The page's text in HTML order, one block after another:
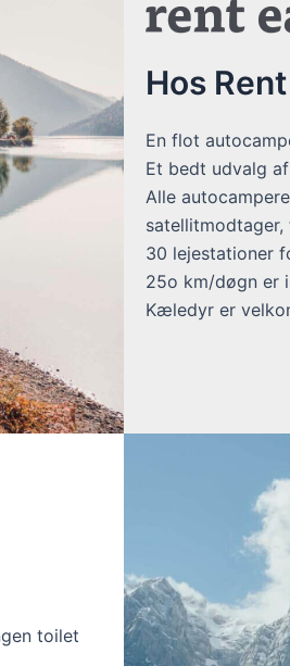
Hos
En flot
Et bedt udvalg
Alle
30 lejestationer
25o km/døgn er
Kæledyr er
toilet